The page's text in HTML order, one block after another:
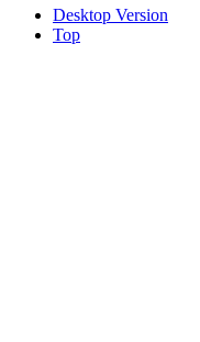
Desktop Version
Top